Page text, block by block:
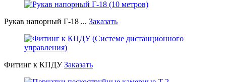
Рукав напорный Г-18 ... Заказать
Фитинг к КПДУЗаказать